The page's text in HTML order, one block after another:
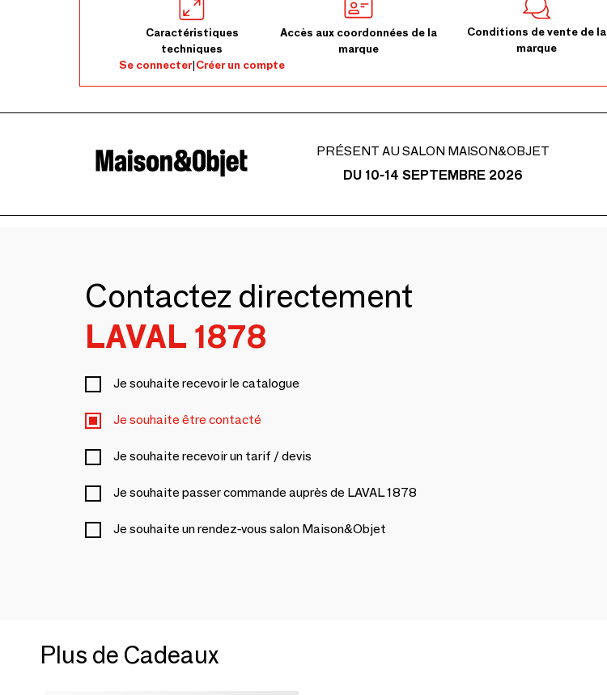
Caractéristiques
techniques
Accès aux coordonnées de la
marque
Conditions de vente de la
marque
Se connecter|Créer un compte
PRÉSENT AU SALON MAISON&OBJET
DU 10-14 SEPTEMBRE 2026
Contactez directement
LAVAL 1878
Je souhaite recevoir le catalogue
Je souhaite être contacté
Je souhaite recevoir un tarif / devis
Je souhaite passer commande auprès de LAVAL 1878
Je souhaite un rendez-vous salon Maison&Objet
Plus de Cadeaux